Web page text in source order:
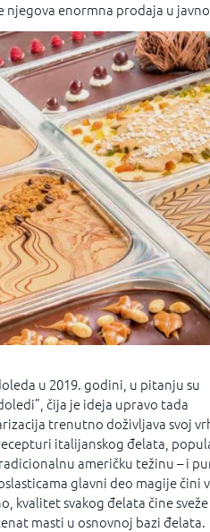
njegova enormna prodaja u
u 2019. godini, u pitanju su
čija je ideja upravo tada
trenutno doživljava svoj
italijanskog đelata,
američku težinu – i
glavni deo magije čini
kvalitet svakog đelata čine sveže
masti u osnovnoj bazi đelata.